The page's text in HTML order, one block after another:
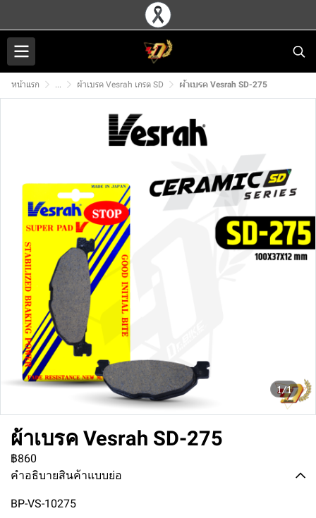
หน้าแรก ... ผ้าเบรค Vesrah เกรด SD ผ้าเบรค Vesrah SD-275
1/1
ผ้าเบรค Vesrah SD-275
฿860
คำอธิบายสินค้าแบบย่อ
BP-VS-10275